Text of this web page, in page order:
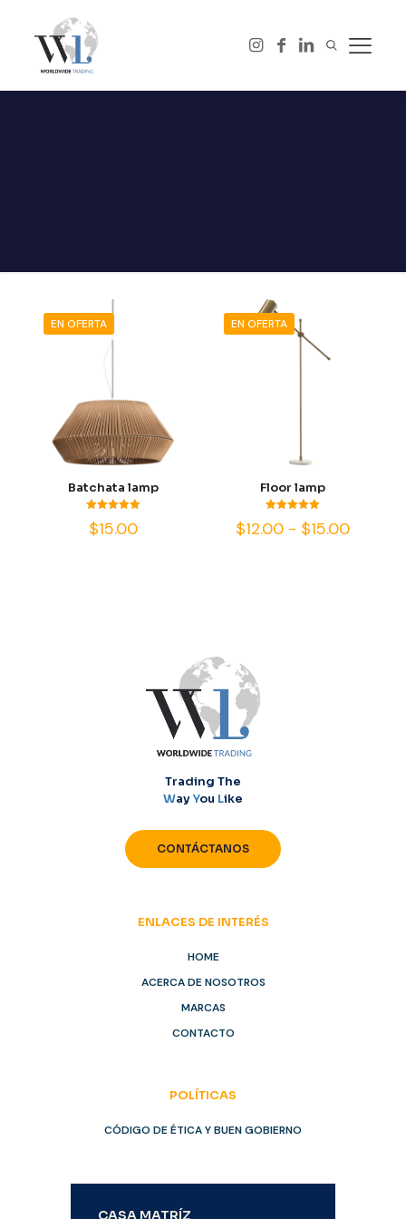
EN OFERTA
Batchata lamp
con
$15.00
EN OFERTA
Floor lamp
con
$12.00 - $15.00Rango
Trading The
WayYou Like
CONTÁCTANOS
ENLACES DE INTERÉS
HOME
ACERCA DE NOSOTROS
MARCAS
CONTACTO
POLÍTICAS
CÓDIGO DE ÉTICA Y BUEN GOBIERNO
CASA MATRÍZ